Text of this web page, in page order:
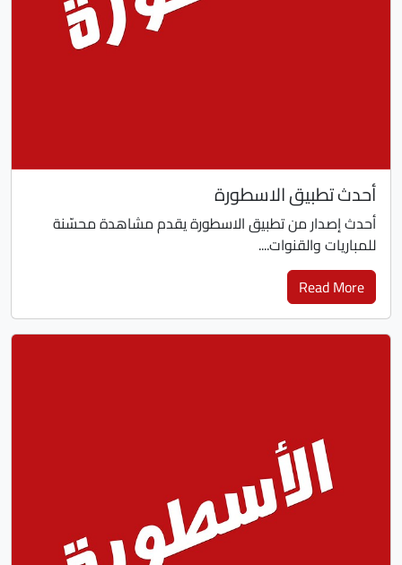
أحدث تطبيق الاسطورة
أحدث إصدار من تطبيق الاسطورة يقدم مشاهدة محسّنة
للمباريات والقنوات....
Read More